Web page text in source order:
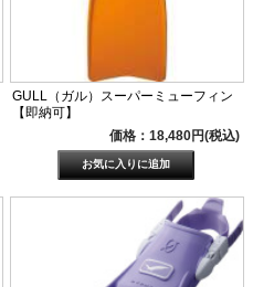
GULL（ガル）スーパーミューフィン
【即納可】
価格：18,480円(税込)